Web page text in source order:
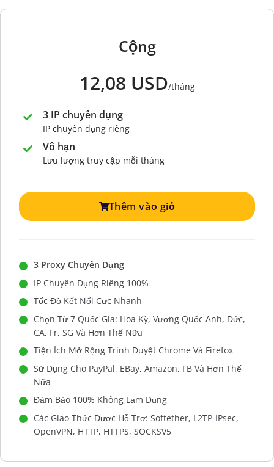
Cộng
12,08 USD/tháng
3 IP chuyên dụng
IP chuyên dụng riêng
Vô hạn
Lưu lượng truy cập mỗi tháng
Thêm vào giỏ
3 Proxy Chuyên Dụng
IP Chuyên Dụng Riêng 100%
Tốc Độ Kết Nối Cực Nhanh
Chọn Từ 7 Quốc Gia: Hoa Kỳ, Vương Quốc Anh, Đức,
CA, Fr, SG Và Hơn Thế Nữa
Tiện Ích Mở Rộng Trình Duyệt Chrome Và Firefox
Sử Dụng Cho PayPal, EBay, Amazon, FB Và Hơn Thế
Nữa
Đảm Bảo 100% Không Lạm Dụng
Các Giao Thức Được Hỗ Trợ: Softether, L2TP-IPsec,
OpenVPN, HTTP, HTTPS, SOCKSV5